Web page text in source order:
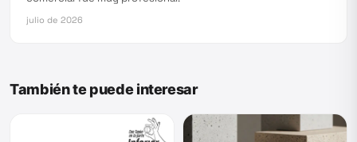
julio de 2026
También te puede interesar